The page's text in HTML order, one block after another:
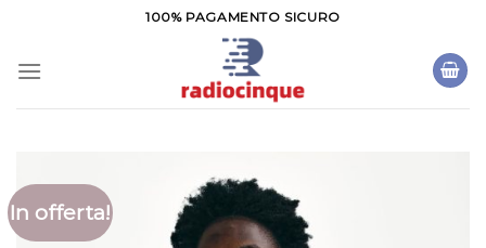
contenuti
100% PAGAMENTO SICURO
In offerta!